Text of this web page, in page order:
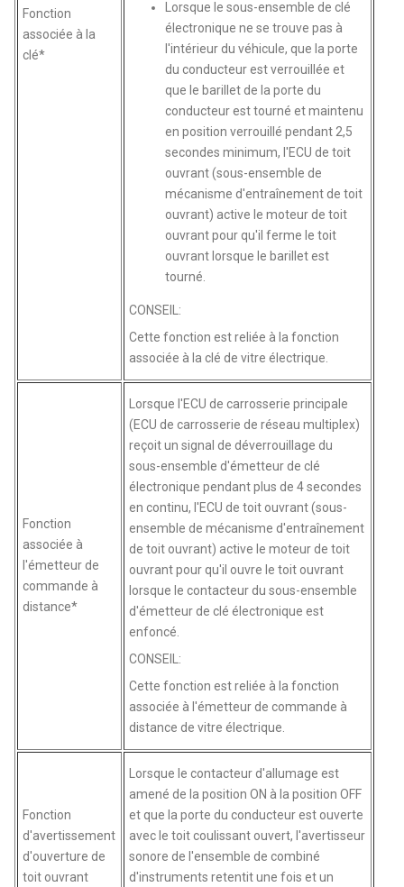
Fonction
associée à la
clé*
Lorsque le sous-ensemble de clé
électronique ne se trouve pas à
l'intérieur du véhicule, que la porte
du conducteur est verrouillée et
que le barillet de la porte du
conducteur est tourné et maintenu
en position verrouillé pendant 2,5
secondes minimum, l'ECU de toit
ouvrant (sous-ensemble de
mécanisme d'entraînement de toit
ouvrant) active le moteur de toit
ouvrant pour qu'il ferme le toit
ouvrant lorsque le barillet est
tourné.
CONSEIL:
Cette fonction est reliée à la fonction
associée à la clé de vitre électrique.
Fonction
associée à
l'émetteur de
commande à
distance*
Lorsque l'ECU de carrosserie principale
(ECU de carrosserie de réseau multiplex)
reçoit un signal de déverrouillage du
sous-ensemble d'émetteur de clé
électronique pendant plus de 4 secondes
en continu, l'ECU de toit ouvrant (sous-
ensemble de mécanisme d'entraînement
de toit ouvrant) active le moteur de toit
ouvrant pour qu'il ouvre le toit ouvrant
lorsque le contacteur du sous-ensemble
d'émetteur de clé électronique est
enfoncé.
CONSEIL:
Cette fonction est reliée à la fonction
associée à l'émetteur de commande à
distance de vitre électrique.
Fonction
d'avertissement
d'ouverture de
toit ouvrant
Lorsque le contacteur d'allumage est
amené de la position ON à la position OFF
et que la porte du conducteur est ouverte
avec le toit coulissant ouvert, l'avertisseur
sonore de l'ensemble de combiné
d'instruments retentit une fois et un